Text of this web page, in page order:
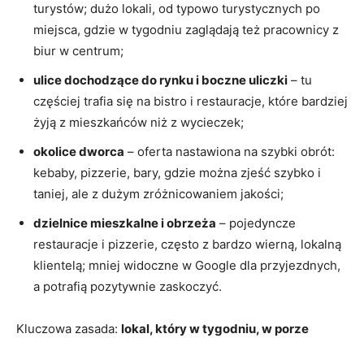
turystów; dużo lokali, od typowo turystycznych po
miejsca, gdzie w tygodniu zaglądają też pracownicy z
biur w centrum;
ulice dochodzące do rynku i boczne uliczki – tu
częściej trafia się na bistro i restauracje, które bardziej
żyją z mieszkańców niż z wycieczek;
okolice dworca – oferta nastawiona na szybki obrót:
kebaby, pizzerie, bary, gdzie można zjeść szybko i
taniej, ale z dużym zróżnicowaniem jakości;
dzielnice mieszkalne i obrzeża – pojedyncze
restauracje i pizzerie, często z bardzo wierną, lokalną
klientelą; mniej widoczne w Google dla przyjezdnych,
a potrafią pozytywnie zaskoczyć.
Kluczowa zasada: lokal, który w tygodniu, w porze